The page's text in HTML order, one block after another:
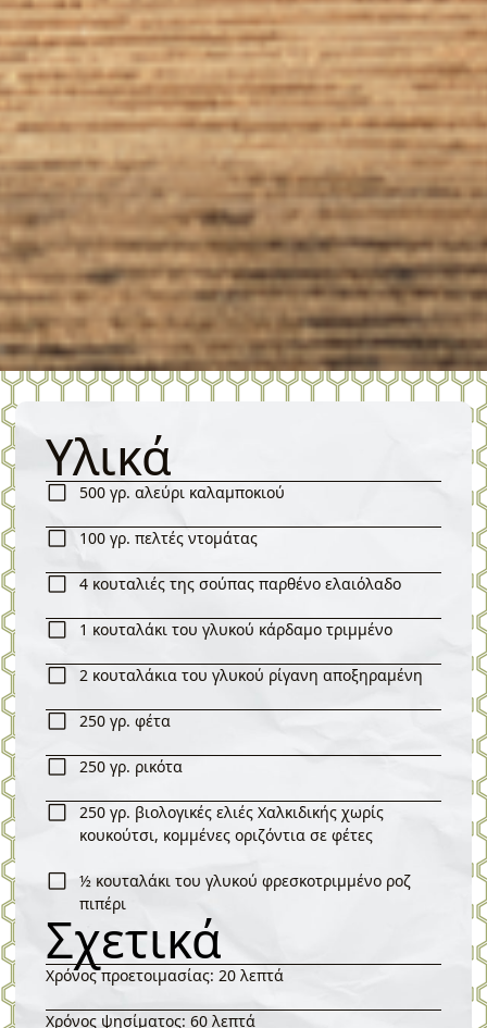
Υλικά
500 γρ. αλεύρι καλαμποκιού
100 γρ. πελτές ντομάτας
4 κουταλιές της σούπας παρθένο ελαιόλαδο
1 κουταλάκι του γλυκού κάρδαμο τριμμένο
2 κουταλάκια του γλυκού ρίγανη αποξηραμένη
250 γρ. φέτα
250 γρ. ρικότα
250 γρ. βιολογικές ελιές Χαλκιδικής χωρίς
κουκούτσι, κομμένες οριζόντια σε φέτες
½ κουταλάκι του γλυκού φρεσκοτριμμένο ροζ
πιπέρι
Σχετικά
Χρόνος προετοιμασίας: 20 λεπτά
Χρόνος ψησίματος: 60 λεπτά